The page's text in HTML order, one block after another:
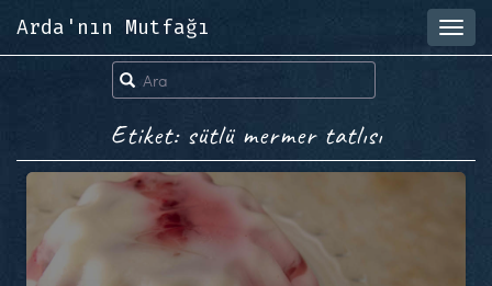
Arda'nın Mutfağı
Etiket: sütlü mermer tatlısı